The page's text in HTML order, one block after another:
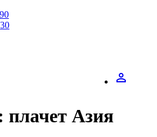
perm_identity
Азия